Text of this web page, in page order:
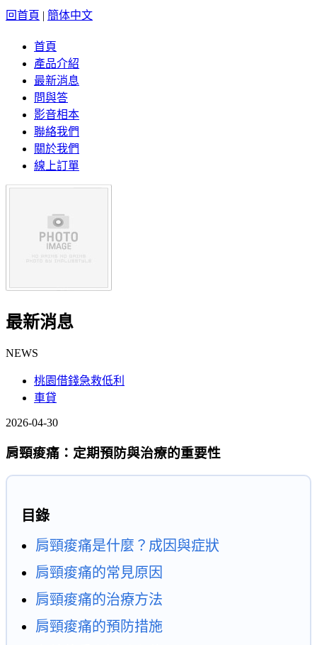
回首頁 | 簡体中文
首頁
產品介紹
最新消息
問與答
影音相本
聯絡我們
關於我們
線上訂單
最新消息
NEWS
桃園借錢急救低利
車貸
2026-04-30
肩頸痠痛：定期預防與治療的重要性
目錄
肩頸痠痛是什麼？成因與症狀
肩頸痠痛的常見原因
肩頸痠痛的治療方法
肩頸痠痛的預防措施